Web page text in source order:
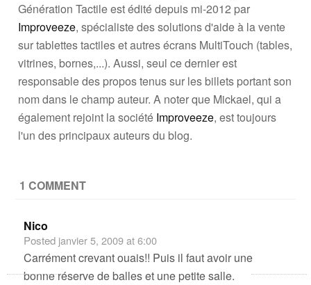
Génération Tactile est édité depuis mi-2012 par
Improveeze, spécialiste des solutions d'aide à la vente
sur tablettes tactiles et autres écrans MultiTouch (tables,
vitrines, bornes,...). Aussi, seul ce dernier est
responsable des propos tenus sur les billets portant son
nom dans le champ auteur. A noter que Mickael, qui a
également rejoint la société Improveeze, est toujours
l'un des principaux auteurs du blog.
1 COMMENT
Nico
Posted janvier 5, 2009 at 6:00
Carrément crevant ouais!! Puis il faut avoir une
bonne réserve de balles et une petite salle.